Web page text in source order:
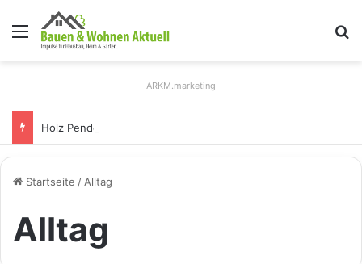
Menü
ARKM.marketing
Startseite / Alltag
Alltag